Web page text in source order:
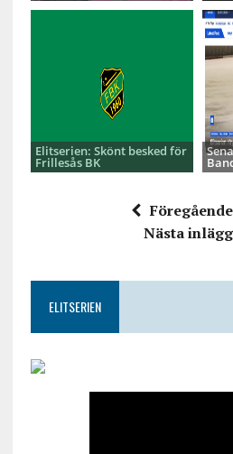
Elitserien: Skönt besked för
Frillesås BK
Nästa inlägg
ELITSERIEN